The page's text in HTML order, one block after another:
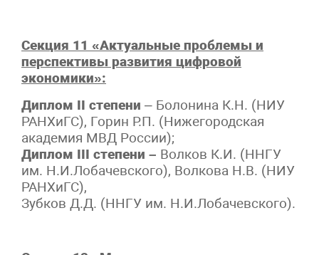
Секция 11 «Актуальные проблемы и
перспективы развития цифровой
экономики»:
Диплом II степени – Болонина К.Н. (НИУ
РАНХиГС), Горин Р.П. (Нижегородская
академия МВД России);
Диплом III степени – Волков К.И. (ННГУ
им. Н.И.Лобачевского), Волкова Н.В. (НИУ
РАНХиГС),
Зубков Д.Д. (ННГУ им. Н.И.Лобачевского).